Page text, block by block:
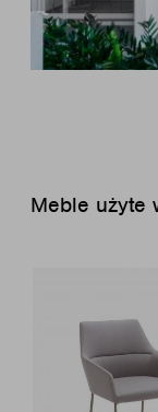
Meble użyte